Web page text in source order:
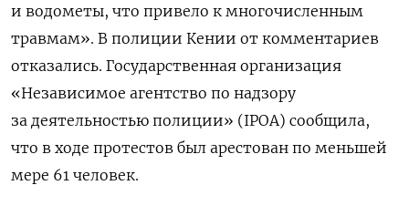
и водометы, что привело к многочисленным
травмам». В полиции Кении от комментариев
отказались. Государственная организация
«Независимое агентство по надзору
за деятельностью полиции» (IPOA) сообщила,
что в ходе протестов был арестован по меньшей
мере 61 человек.